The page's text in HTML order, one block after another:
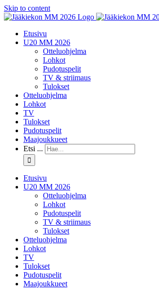
Skip to content
Etusivu
U20 MM 2026
Otteluohjelma
Lohkot
Pudotuspelit
TV & striimaus
Tulokset
Otteluohjelma
Lohkot
TV
Tulokset
Pudotuspelit
Maajoukkueet
Etsi ...
Etusivu
U20 MM 2026
Otteluohjelma
Lohkot
Pudotuspelit
TV & striimaus
Tulokset
Otteluohjelma
Lohkot
TV
Tulokset
Pudotuspelit
Maajoukkueet